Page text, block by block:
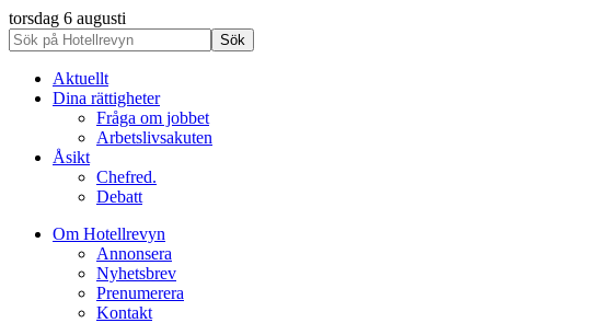
torsdag 6 augusti
Aktuellt
Dina rättigheter
Fråga om jobbet
Arbetslivsakuten
Åsikt
Chefred.
Debatt
Om Hotellrevyn
Annonsera
Nyhetsbrev
Prenumerera
Kontakt